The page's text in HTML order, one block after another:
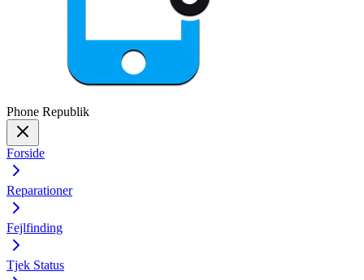
Phone Republik
Forside
Reparationer
Fejlfinding
Tjek Status